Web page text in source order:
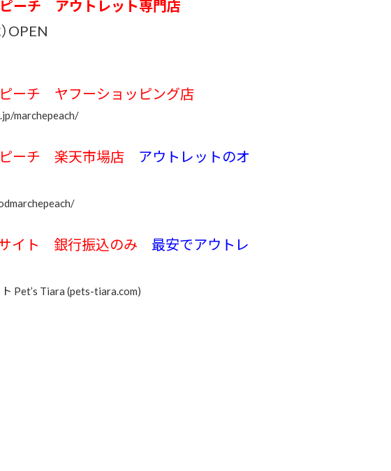
ピーチ アウトレット専門店
OPEN
ピーチ ヤフーショッピング店
marchepeach/
ピーチ 楽天市場店 アウトレットのオ
イト 銀行振込のみ 最安でアウトレ
Pet’s Tiara (pets-tiara.com)